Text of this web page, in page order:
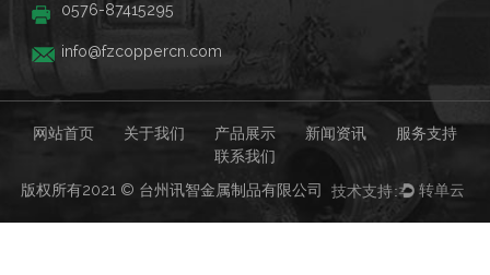
0576-87415295
info@fzcoppercn.com
网站首页 关于我们 产品展示 新闻资讯
服务支持
联系我们
版权所有2021 © 台州讯智金属制品有限公司